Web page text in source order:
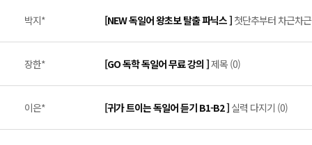
박지* [NEW 독일어 왕초보 탈출 파닉스 ] 첫단추부터 차근차
장한* [GO 독학 독일어 무료 강의 ]제목 (0)
이은* [귀가 트이는 독일어 듣기 B1-B2 ] 실력 다지기 (0)